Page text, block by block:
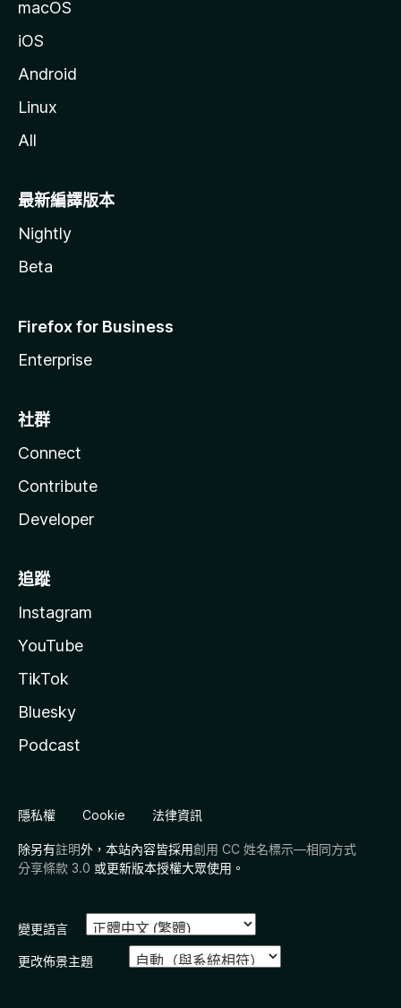
macOS
iOS
Android
Linux
All
最新編譯版本
Nightly
Beta
Firefox for Business
Enterprise
社群
Connect
Contribute
Developer
追蹤
Instagram
YouTube
TikTok
Bluesky
Podcast
隱私權 Cookie 法律資訊
除另有註明外，本站內容皆採用創用 CC 姓名標示—相同方式
分享條款 3.0 或更新版本授權大眾使用。
變更語言
更改佈景主題